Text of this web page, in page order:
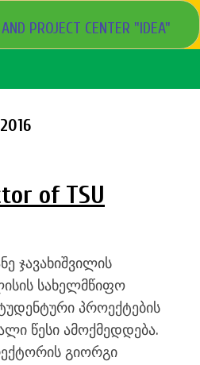
PROJECT CENTER "IDEA"
of TSU
ჯავახიშვილის
სახელმწიფო
პროექტების
წესი ამოქმედდება.
გიორგი